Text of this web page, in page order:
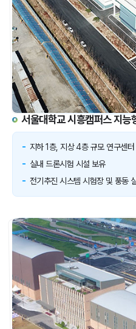
서울대학교 시흥캠퍼스 지능
지하 1층, 지상 4층 규모 연구센
실내 드론시험 시설 보유
전기추진 시스템 시험장 및 풍동